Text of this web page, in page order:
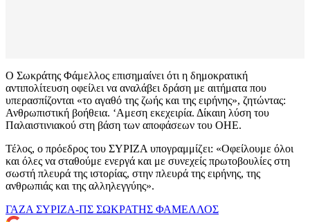
Ο Σωκράτης Φάμελλος επισημαίνει ότι η δημοκρατική
αντιπολίτευση οφείλει να αναλάβει δράση με αιτήματα που
υπερασπίζονται «το αγαθό της ζωής και της ειρήνης», ζητώντας:
Ανθρωπιστική βοήθεια. ‘Αμεση εκεχειρία. Δίκαιη λύση του
Παλαιστινιακού στη βάση των αποφάσεων του ΟΗΕ.
Τέλος, ο πρόεδρος του ΣΥΡΙΖΑ υπογραμμίζει: «Οφείλουμε όλοι
και όλες να σταθούμε ενεργά και με συνεχείς πρωτοβουλίες στη
σωστή πλευρά της ιστορίας, στην πλευρά της ειρήνης, της
ανθρωπιάς και της αλληλεγγύης».
ΓΑΖΑ ΣΥΡΙΖΑ-ΠΣ ΣΩΚΡΑΤΗΣ ΦΑΜΕΛΛΟΣ